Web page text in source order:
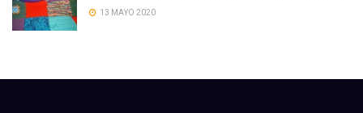
13 MAYO 2020